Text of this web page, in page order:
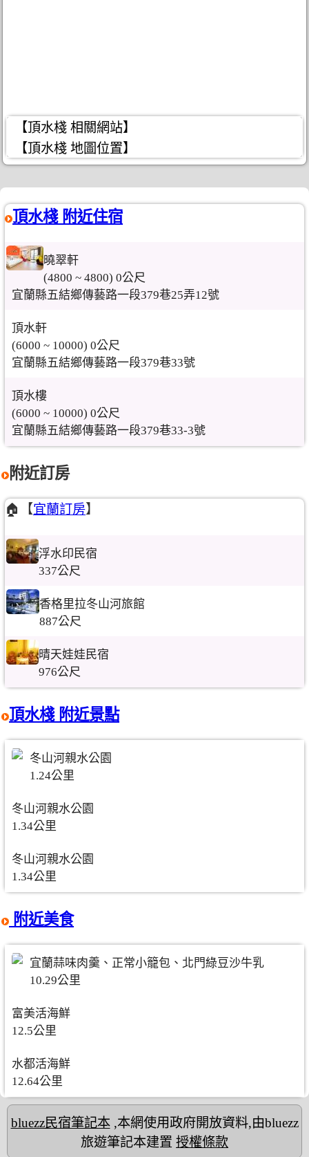
【頂水棧 相關網站】
【頂水棧 地圖位置】
頂水棧 附近住宿
曉翠軒
(4800 ~ 4800) 0公尺
宜蘭縣五結鄉傳藝路一段379巷25弄12號
頂水軒
(6000 ~ 10000) 0公尺
宜蘭縣五結鄉傳藝路一段379巷33號
頂水樓
(6000 ~ 10000) 0公尺
宜蘭縣五結鄉傳藝路一段379巷33-3號
附近訂房
🏠【宜蘭訂房】
浮水印民宿
337公尺
香格里拉冬山河旅館
887公尺
晴天娃娃民宿
976公尺
頂水棧 附近景點
冬山河親水公園
1.24公里
冬山河親水公園
1.34公里
冬山河親水公園
1.34公里
附近美食
宜蘭蒜味肉羹、正常小籠包、北門綠豆沙牛乳
10.29公里
富美活海鮮
12.5公里
水都活海鮮
12.64公里
bluezz民宿筆記本,本網使用政府開放資料,由bluezz
旅遊筆記本建置 授權條款